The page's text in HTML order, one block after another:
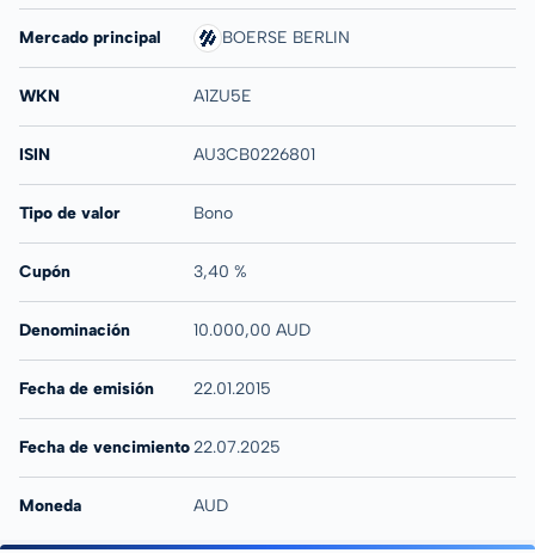
Mercado principal BOERSE BERLIN
WKN A1ZU5E
ISIN AU3CB0226801
Tipo de valor Bono
Cupón 3,40 %
Denominación 10.000,00 AUD
Fecha de emisión 22.01.2015
Fecha de vencimiento22.07.2025
Moneda AUD